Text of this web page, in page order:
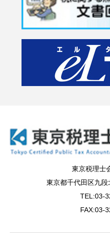
東京税理士
東京都千代田区九
TEL:03-
FAX:03-